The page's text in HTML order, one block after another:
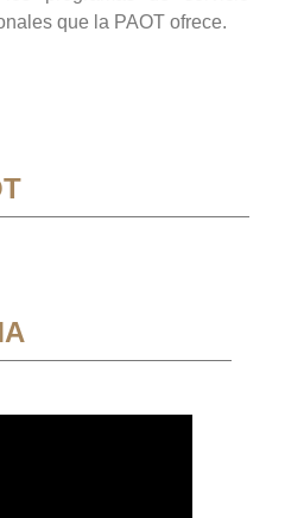
que la PAOT ofrece.